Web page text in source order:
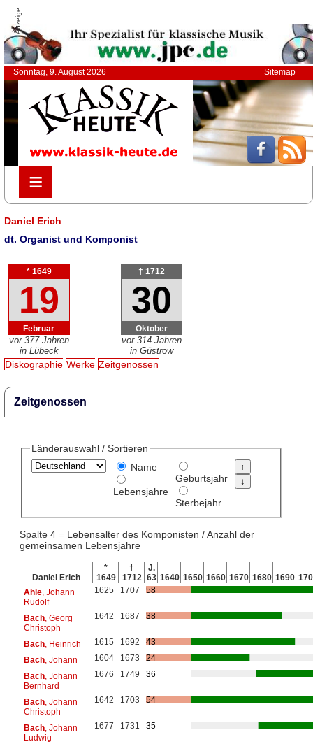
Anzeige
Sonntag, 9. August 2026 Sitemap
≡
≡
Daniel Erich
dt. Organist und Komponist
* 1649
19
Februar
vor 377 Jahren
in Lübeck
† 1712
30
Oktober
vor 314 Jahren
in Güstrow
Diskographie Werke Zeitgenossen
Zeitgenossen
Länderauswahl / Sortieren
Name
Lebensjahre
Geburtsjahr
Sterbejahr
Spalte 4 = Lebensalter des Komponisten / Anzahl der
gemeinsamen Lebensjahre
Daniel Erich
*
1649
†
1712
J.
63 1640 1650 1660 1670 1680 1690
Ahle, Johann
Rudolf
1625 1707 58
Bach, Georg
Christoph
1642 1687 38
Bach, Heinrich 1615 1692
43
Bach, Johann 1604 1673
24
Bach, Johann
Bernhard
1676 1749 36
Bach, Johann
Christoph
1642 1703 54
Bach, Johann
Ludwig
1677 1731 35